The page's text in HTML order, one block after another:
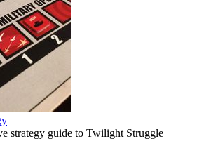
strategy guide to Twilight Struggle